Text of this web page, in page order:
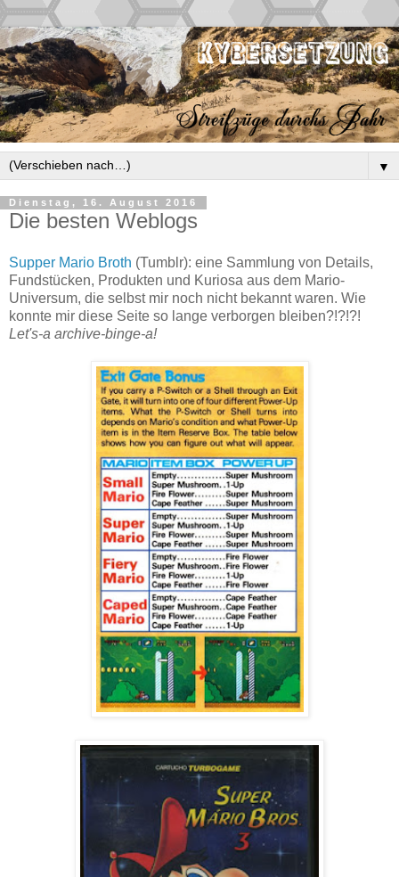
▼
Dienstag, 16. August 2016
Die besten Weblogs
Supper Mario Broth (Tumblr): eine Sammlung von Details,
Fundstücken, Produkten und Kuriosa aus dem Mario-
Universum, die selbst mir noch nicht bekannt waren. Wie
konnte mir diese Seite so lange verborgen bleiben?!?!?!
Let's-a archive-binge-a!